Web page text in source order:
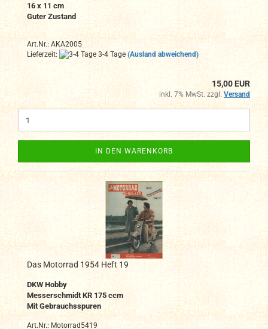
16 x 11 cm
Guter Zustand
Art.Nr.: AKA2005
Lieferzeit:
3-4 Tage (Ausland abweichend)
15,00 EUR
inkl. 7% MwSt. zzgl. Versand
IN DEN WARENKORB
Das Motorrad 1954 Heft 19
DKW Hobby
Messerschmidt KR 175 ccm
Mit Gebrauchsspuren
Art.Nr.: Motorrad5419